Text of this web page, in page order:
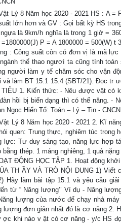
Lý 8 Năm học 2020 - 2021 HS : A
lớn hơn và GV : Gọi bất kỳ HS
là 9km/h nghĩa là trong 1 giờ =
P = A 1800000 = 500(W)
: Công suất còn có đơn vị là mã
thể thao ngươì ta cũng tính
người làm y tế chăm sóc cho vận
và làm BT 15.1 15.4 (SBT/21). Đọc tr
TIÊU 1. Kiến thức: - Nêu được vật
hồi bị biến dạng thì có thế năng. -
Ngọc Hiển Tổ: Toán – Lý – Tin - CNCN
Lý 8 Năm học 2020 - 2021 2. Kĩ
quen: Trung thực, nghiêm túc trong
lực: Tư duy sáng tạo, năng lực hợp
bằng thép. 1 máng nghiêng, 1 quả
ĐỘNG HỌC TẬP 1. Hoạt động
TH ẦY VÀ TRÒ NỘI DUNG 1)
Hãy làm bài tập 15.1 và yêu cầu
từ “ Năng lượng’’ Ví dụ - Năng
lượng của nước để chạy nhà
lượng đơn giản nhất đó là cơ năng 2.
ợc khi nào v ật có cơ năng - y/c HS